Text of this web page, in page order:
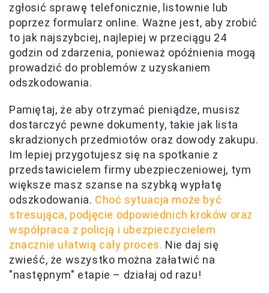
zgłosić sprawę telefonicznie, listownie lub
poprzez formularz online. Ważne jest, aby zrobić
to jak najszybciej, najlepiej w przeciągu 24
godzin od zdarzenia, ponieważ opóźnienia mogą
prowadzić do problemów z uzyskaniem
odszkodowania.
Pamiętaj, że aby otrzymać pieniądze, musisz
dostarczyć pewne dokumenty, takie jak lista
skradzionych przedmiotów oraz dowody zakupu.
Im lepiej przygotujesz się na spotkanie z
przedstawicielem firmy ubezpieczeniowej, tym
większe masz szanse na szybką wypłatę
odszkodowania. Choć sytuacja może być
stresująca, podjęcie odpowiednich kroków oraz
współpraca z policją i ubezpieczycielem
znacznie ułatwią cały proces. Nie daj się
zwieść, że wszystko można załatwić na
"następnym" etapie – działaj od razu!